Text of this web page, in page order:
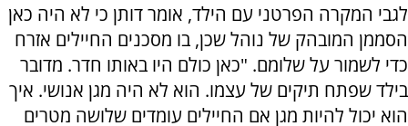
לגבי המקרה הפרטני עם הילד, אומר דותן כי לא היה כאן
הסממן המובהק של נוהל שכן, בו מסכנים החיילים אזרח
כדי לשמור על שלומם. "כאן כולם היו באותו חדר. מדובר
בילד שפתח תיקים של עצמו. הוא לא היה מגן אנושי. איך
הוא יכול להיות מגן אם החיילים עומדים שלושה מטרים